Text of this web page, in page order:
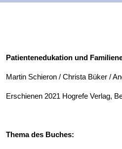
Patientenedukation und
Martin Schieron / Christa Büker /
Erschienen 2021 Hogrefe Verlag,
Thema des Buches: